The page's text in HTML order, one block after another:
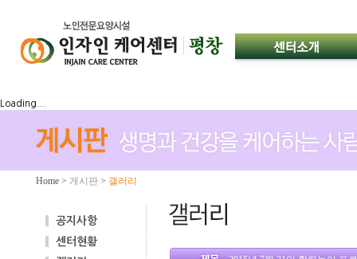
Loading...
Home > 게시판 > 갤러리
공지사항
센터현황